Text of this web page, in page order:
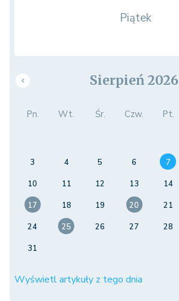
Piątek
Sierpień 2026
Pn. Wt. Śr. Czw. Pt.
3
4 5 6 7
10
11 12 13 14
17
18 19 20 21
24
25 26 27 28
31
Wyświetl artykuły z tego dnia